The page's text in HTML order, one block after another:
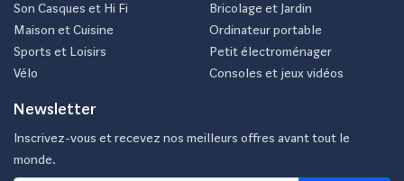
Son Casques et Hi Fi
Maison et Cuisine
Sports et Loisirs
Vélo
Bricolage et Jardin
Ordinateur portable
Petit électroménager
Consoles et jeux vidéos
Newsletter
Inscrivez-vous et recevez nos meilleurs offres avant tout le
monde.